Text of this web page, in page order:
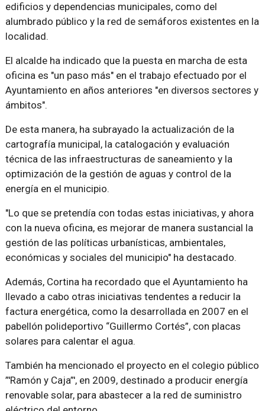
edificios y dependencias municipales, como del
alumbrado público y la red de semáforos existentes en la
localidad.
El alcalde ha indicado que la puesta en marcha de esta
oficina es "un paso más" en el trabajo efectuado por el
Ayuntamiento en años anteriores "en diversos sectores y
ámbitos".
De esta manera, ha subrayado la actualización de la
cartografía municipal, la catalogación y evaluación
técnica de las infraestructuras de saneamiento y la
optimización de la gestión de aguas y control de la
energía en el municipio.
"Lo que se pretendía con todas estas iniciativas, y ahora
con la nueva oficina, es mejorar de manera sustancial la
gestión de las políticas urbanísticas, ambientales,
económicas y sociales del municipio" ha destacado.
Además, Cortina ha recordado que el Ayuntamiento ha
llevado a cabo otras iniciativas tendentes a reducir la
factura energética, como la desarrollada en 2007 en el
pabellón polideportivo “Guillermo Cortés”, con placas
solares para calentar el agua.
También ha mencionado el proyecto en el colegio público
”'Ramón y Caja”', en 2009, destinado a producir energía
renovable solar, para abastecer a la red de suministro